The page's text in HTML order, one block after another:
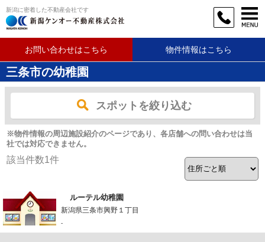
新潟に密着した不動産会社です
お問い合わせはこちら 物件情報はこちら
三条市の幼稚園
スポットを絞り込む
※物件情報の周辺施設紹介のページであり、各店舗への問い合わせは当
社では対応できません。
該当件数1件
ルーテル幼稚園
新潟県三条市興野１丁目
-